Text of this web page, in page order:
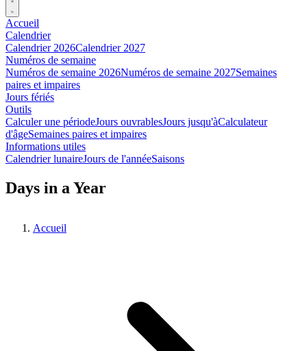
Accueil
Calendrier
Calendrier 2026Calendrier 2027
Numéros de semaine
Numéros de semaine 2026Numéros de semaine 2027Semaines
paires et impaires
Jours fériés
Outils
Calculer une périodeJours ouvrablesJours jusqu'àCalculateur
d'âgeSemaines paires et impaires
Informations utiles
Calendrier lunaireJours de l'annéeSaisons
Days in a Year
Accueil